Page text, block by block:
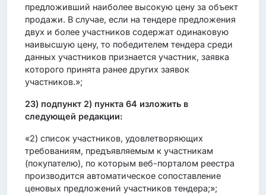
предложивший наиболее высокую цену за объект
продажи. В случае, если на тендере предложения
двух и более участников содержат одинаковую
наивысшую цену, то победителем тендера среди
данных участников признается участник, заявка
которого принята ранее других заявок
участников.»;
23) подпункт 2) пункта 64 изложить в
следующей редакции:
«2) список участников, удовлетворяющих
требованиям, предъявляемым к участникам
(покупателю), по которым веб-порталом реестра
производится автоматическое сопоставление
ценовых предложений участников тендера;»;